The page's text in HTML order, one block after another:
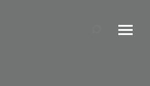
Search: